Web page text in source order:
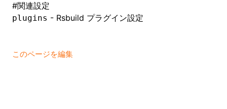
#関連設定
plugins - Rsbuild プラグイン設定
このページを編集